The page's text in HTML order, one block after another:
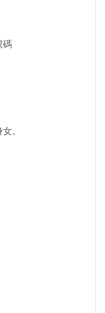
碼
。